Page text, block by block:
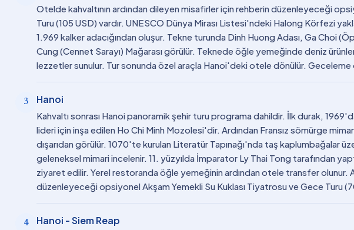
Otelde kahvaltının ardından dileyen misafirler için rehberin düzenleyeceği
Turu (105 USD) vardır. UNESCO Dünya Mirası Listesi'ndeki Halong Körfezi
1.969 kalker adacığından oluşur. Tekne turunda Dinh Huong Adası, Ga Choi
Cung (Cennet Sarayı) Mağarası görülür. Teknede öğle yemeğinde deniz
lezzetler sunulur. Tur sonunda özel araçla Hanoi'deki otele dönülür. Geceleme
3 Hanoi
Kahvaltı sonrası Hanoi panoramik şehir turu programa dahildir. İlk durak,
lideri için inşa edilen Ho Chi Minh Mozolesi'dir. Ardından Fransız sömürge
dışarıdan görülür. 1070'te kurulan Literatür Tapınağı'nda taş kaplumbağalar
geleneksel mimari incelenir. 11. yüzyılda İmparator Ly Thai Tong tarafından
ziyaret edilir. Yerel restoranda öğle yemeğinin ardından otele transfer olunur.
düzenleyeceği opsiyonel Akşam Yemekli Su Kuklası Tiyatrosu ve Gece Turu
4 Hanoi - Siem Reap